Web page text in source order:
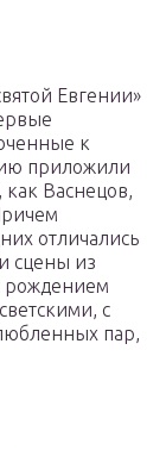
Евгении»
к
приложили
Васнецов,
отличались
сцены из
рождением
с
пар,